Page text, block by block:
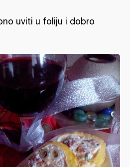
uviti u foliju i dobro